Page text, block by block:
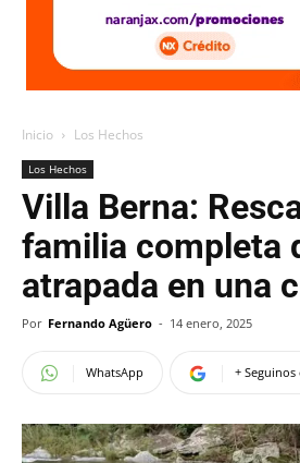
Inicio Los Hechos
Los Hechos
Villa Berna:
familia completa
atrapada en una
Por Fernando Agüero - 14 enero, 2025
WhatsApp +